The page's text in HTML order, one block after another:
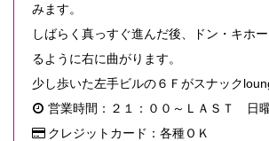
みます。
しばらく真っすぐ進んだ後、ドン・キホ
るように右に曲がります。
少し歩いた左手ビルの６Ｆがスナック
営業時間：２１：００～ＬＡＳＴ 日
クレジットカード：各種ＯＫ